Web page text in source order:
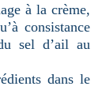
à la crème,
consistance
sel d’ail au
dans le